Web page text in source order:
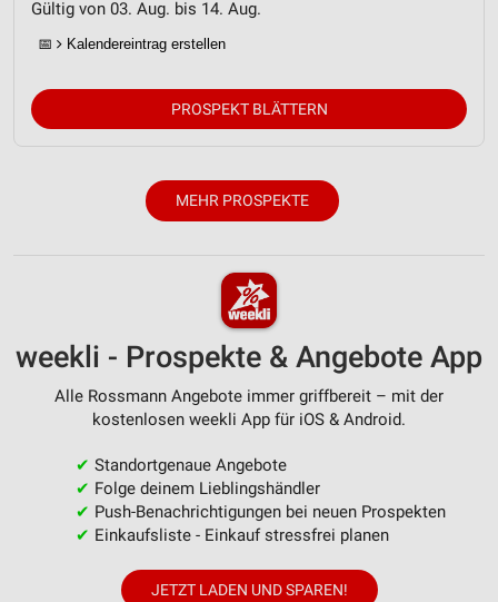
Gültig von 03. Aug. bis 14. Aug.
📅 Kalendereintrag erstellen
PROSPEKT BLÄTTERN
MEHR PROSPEKTE
weekli - Prospekte & Angebote App
Alle Rossmann Angebote immer griffbereit – mit der
kostenlosen weekli App für iOS & Android.
✔ Standortgenaue Angebote
✔ Folge deinem Lieblingshändler
✔ Push-Benachrichtigungen bei neuen Prospekten
✔ Einkaufsliste - Einkauf stressfrei planen
JETZT LADEN UND SPAREN!
personalisierter Inhalte
Messung der Werbeleistung
Analyse von Zielgruppen durch Statistiken oder
Kombinationen von Daten aus verschiedenen
Entwicklung und Verbesserung der Angebote
Verwendung reduzierter Daten zur Auswahl von
IAB-Besonderheiten:
Verwendung genauer Standortdaten
Informationen identifizieren
Nicht-IAB-Verarbeitungszwecke:
Notwendig
Performance